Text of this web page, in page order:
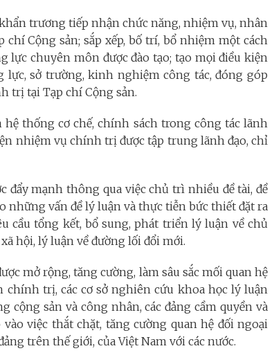
trương tiếp nhận chức năng, nhiệm vụ, nhân
Cộng sản; sắp xếp, bố trí, bổ nhiệm một cách
lực chuyên môn được đào tạo; tạo mọi điều kiện
sở trường, kinh nghiệm công tác, đóng góp
trị tại Tạp chí Cộng sản.
hệ thống cơ chế, chính sách trong công tác lãnh
nhiệm vụ chính trị được tập trung lãnh đạo, chỉ
đẩy mạnh thông qua việc chủ trì nhiều đề tài, đề
những vấn đề lý luận và thực tiễn bức thiết đặt ra
cầu tổng kết, bổ sung, phát triển lý luận về chủ
hội, lý luận về đường lối đổi mới.
mở rộng, tăng cường, làm sâu sắc mối quan hệ
chính trị, các cơ sở nghiên cứu khoa học lý luận
cộng sản và công nhân, các đảng cầm quyền và
việc thắt chặt, tăng cường quan hệ đối ngoại
trên thế giới, của Việt Nam với các nước.